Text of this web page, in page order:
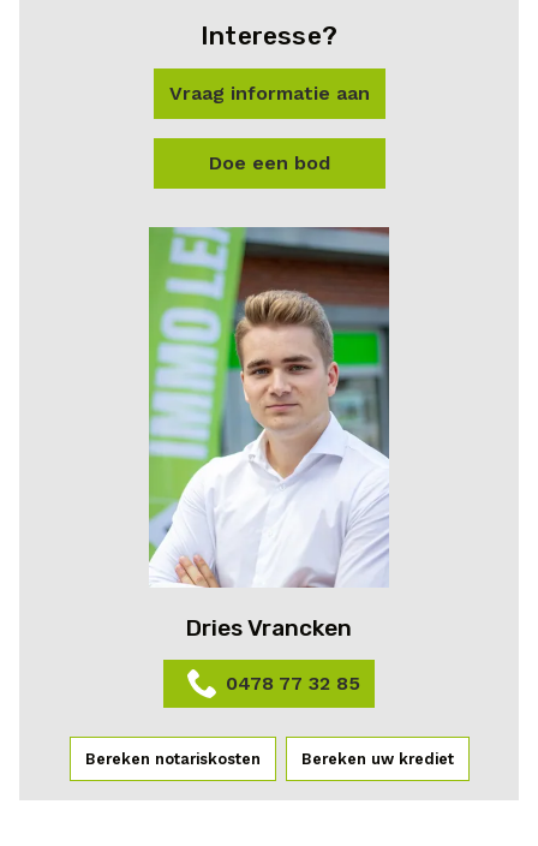
Interesse?
Vraag informatie aan
Doe een bod
Dries Vrancken
0478 77 32 85
Bereken notariskosten Bereken uw krediet